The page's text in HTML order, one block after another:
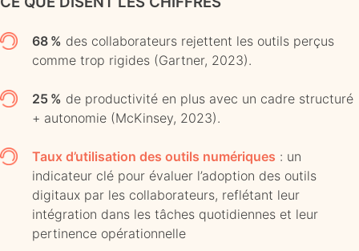
68 % des collaborateurs rejettent les outils perçus
comme trop rigides (Gartner, 2023).
25 % de productivité en plus avec un cadre structuré
+ autonomie (McKinsey, 2023).
Taux d’utilisation des outils numériques : un
indicateur clé pour évaluer l’adoption des outils
digitaux par les collaborateurs, reflétant leur
intégration dans les tâches quotidiennes et leur
pertinence opérationnelle